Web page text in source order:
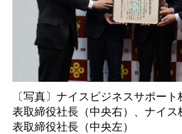
〔写真〕ナイスビジネスサポート
表取締役社長（中央右）、ナイス
表取締役社長（中央左）